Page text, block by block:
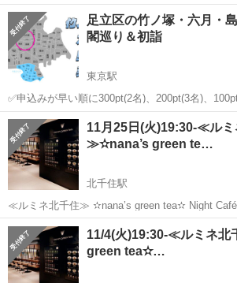
ャンセルをしても次の方に繰り上がりますので、
でもOKです👍 ブラタモリのように東京のいろいろな地域を散歩しな
が...
東京 東京駅 その他 ランチ
足立区の竹ノ塚・六月・
閣巡り＆初詣
東京駅
✅申込みが早い順に300pt(2名)、200pt(3名)、
ャンセルをしても次の方に繰り上がりますので、
でもOKです👍 ブラタモリのように東京のいろいろな地域を散歩しな
が...
東京 足立区 東京駅 その他
11月25日(火)19:30-≪ルミ
≫✫nana’s green te…
北千住駅
≪ルミネ北千住≫ ✫nana’s green tea✫ Night Café交流会♬
11月25日(火)19:30-20:45 ※途中参加・途中退出ご自
場】 nana’s ...
東京 足立区 北千住駅 参加
11/4(火)19:30-≪ルミネ
green tea✫…